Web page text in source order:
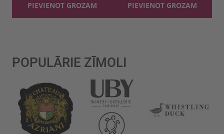
PIEVIENOT GROZAM PIEVIENOT GROZAM
POPULĀRIE ZĪMOLI